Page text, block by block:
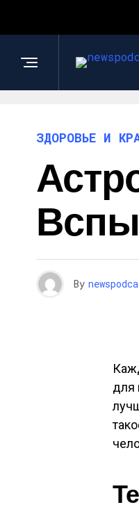
ЗДОРОВЬЕ И
By
для